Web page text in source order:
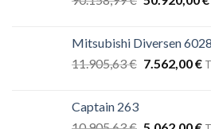
Mitsubishi Diversen
11.905,63€ 7.562,00€
Captain 263